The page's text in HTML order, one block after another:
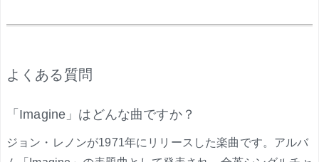
よくある質問
「Imagine」はどんな曲ですか？
ジョン・レノンが1971年にリリースした楽曲です。アルバ